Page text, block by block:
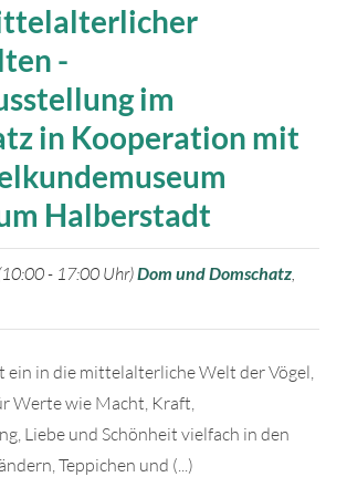
-
im
in Kooperation mit
Halberstadt
- 17:00 Uhr)Dom und Domschatz
ein in die mittelalterliche Welt der Vögel,
Werte wie Macht, Kraft,
Liebe und Schönheit vielfach in den
Teppichen und (...)